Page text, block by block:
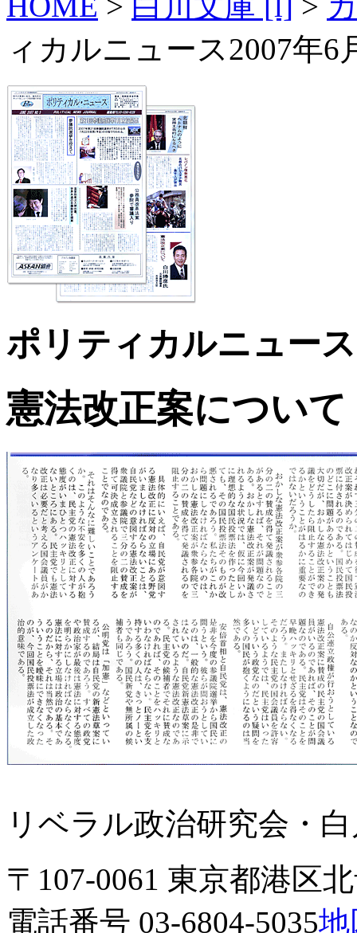
ィカルニュース2007年6
ポリティカルニュー
憲法改正案について
リベラル政治研究会・
〒107-0061 東京都港区
電話番号 03-6804-5035地